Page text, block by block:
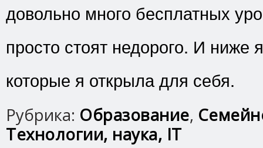
довольно много бесплатных
просто стоят недорого. И ниже
которые я открыла для себя.
Рубрика: Образование,
Технологии, наука, IT